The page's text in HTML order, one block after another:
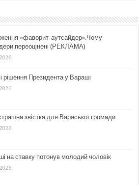
«фаворит-аутсайдер».Чому
переоцінені (РЕКЛАМА)
рішення Президента у Вараші
звістка для Вараської громади
на ставку потонув молодий чоловік